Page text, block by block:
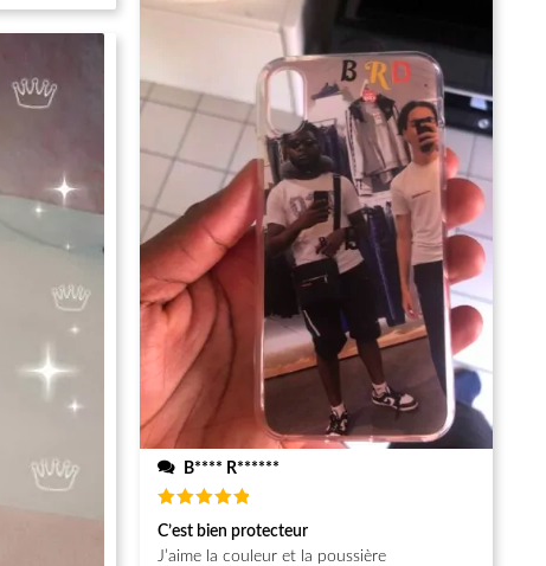
B**** R******
Note5
sur 5
C’est bien protecteur
J’aime la couleur et la poussière